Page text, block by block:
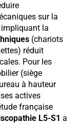
sur la
la
(chariots
réduit
Pour les
(siège
à hauteur
actives
française
L5-S1 a